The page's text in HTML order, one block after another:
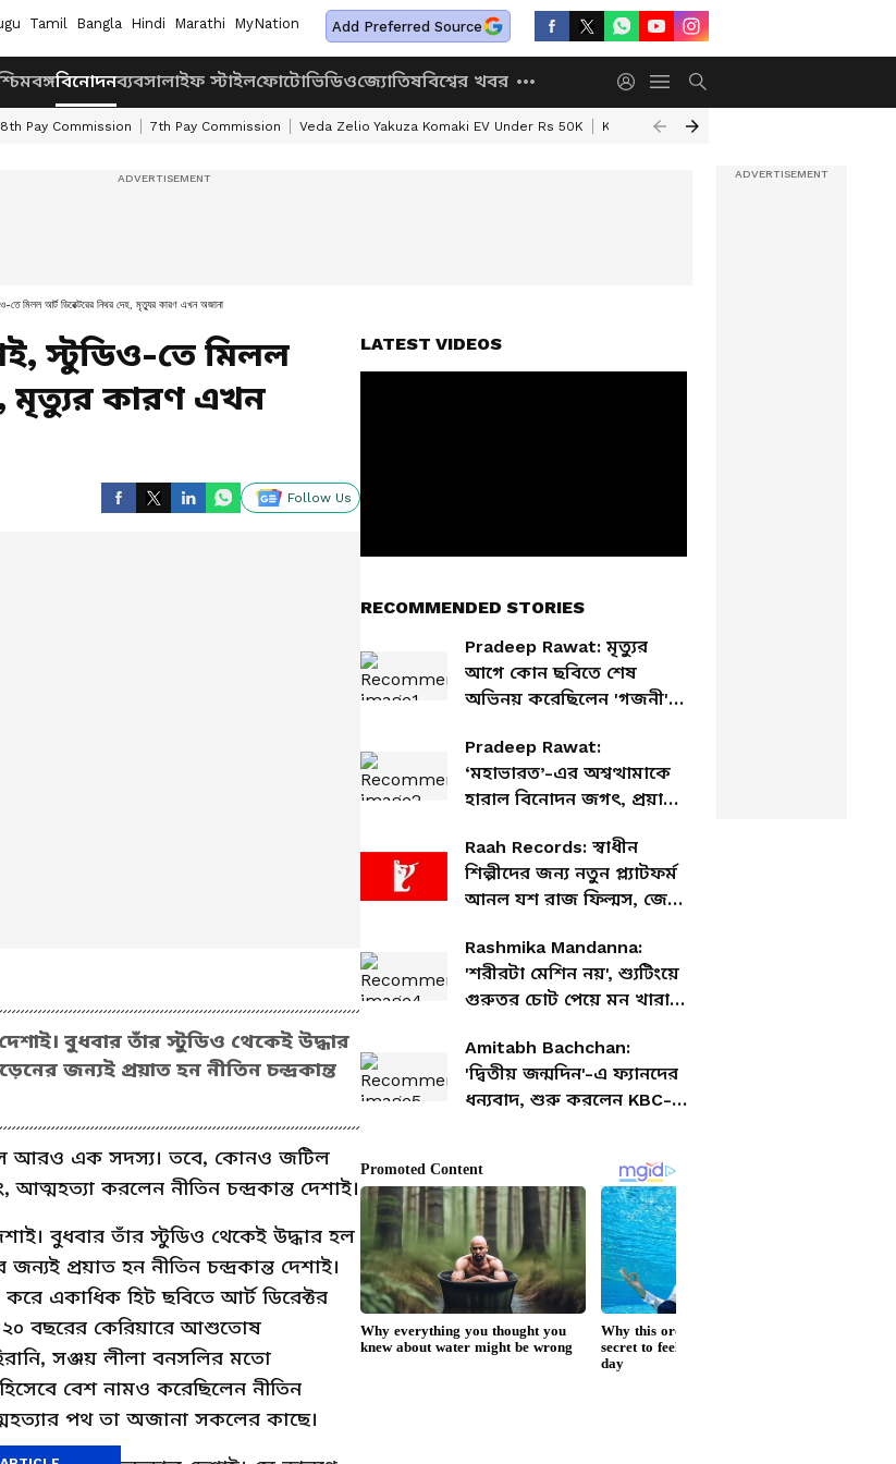
Tamil Bangla Hindi Marathi MyNation Add Preferred Source
বিনোদনব্যবসালাইফ স্টাইলফোটোভিডিওজ্যোতিষবিশ্বের খবর
8th Pay Commission 7th Pay Commission Veda Zelio Yakuza Komaki EV Under Rs 50K Kolkata Weather Update
তে মিলল আর্ট ডিরেক্টরের নিথর দেহ, মৃত্যুর কারণ এখন অজানা
স্টুডিও-তে মিলল
মৃত্যুর কারণ এখন
Follow Us
বুধবার তাঁর স্টুডিও থেকেই উদ্ধার
জন্যই প্রয়াত হন নীতিন চন্দ্রকান্ত
আরও এক সদস্য। তবে, কোনও জটিল
করলেন নীতিন চন্দ্রকান্ত দেশাই।
বুধবার তাঁর স্টুডিও থেকেই উদ্ধার হল
প্রয়াত হন নীতিন চন্দ্রকান্ত দেশাই।
একাধিক হিট ছবিতে আর্ট ডিরেক্টর
২০ বছরের কেরিয়ারে আশুতোষ
সঞ্জয় লীলা বনসলির মতো
বেশ নামও করেছিলেন নীতিন
পথ তা অজানা সকলের কাছে।
LATEST VIDEOS
RECOMMENDED STORIES
Pradeep Rawat: মৃত্যুর
আগে কোন ছবিতে শেষ
অভিনয় করেছিলেন 'গজনী'
Pradeep Rawat:
‘মহাভারত’-এর অশ্বত্থামাকে
হারাল বিনোদন জগৎ, প্রয়াত
Raah Records: স্বাধীন
শিল্পীদের জন্য নতুন প্ল্যাটফর্ম
আনল যশ রাজ ফিল্মস, জেনে
Rashmika Mandanna:
'শরীরটা মেশিন নয়', শ্যুটিংয়ে
গুরুতর চোট পেয়ে মন খারাপ
Amitabh Bachchan:
'দ্বিতীয় জন্মদিন'-এ ফ্যানদের
ধন্যবাদ, শুরু করলেন KBC-র